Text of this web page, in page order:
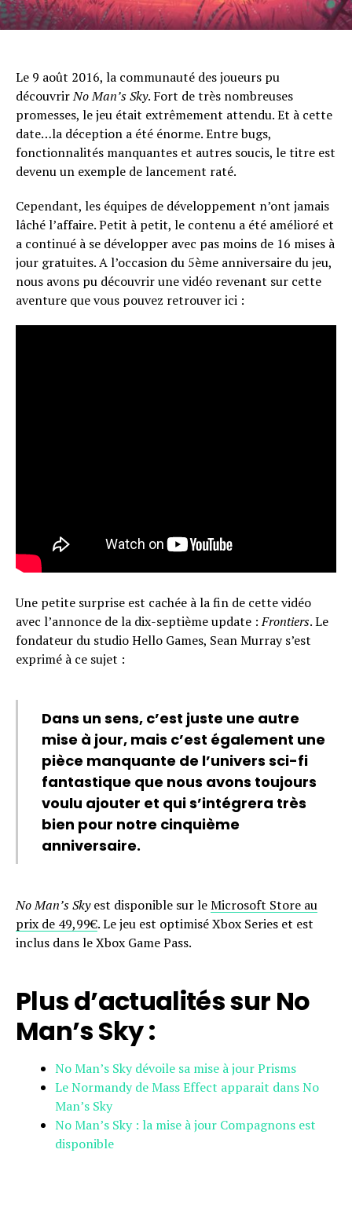
Le 9 août 2016, la communauté des joueurs pu
découvrirNo Man’s Sky. Fort de très nombreuses
promesses, le jeu était extrêmement attendu. Et à cette
date…la déception a été énorme. Entre bugs,
fonctionnalités manquantes et autres soucis, le titre est
devenu un exemple de lancement raté.
Cependant, les équipes de développement n’ont jamais
lâché l’affaire. Petit à petit, le contenu a été amélioré et
a continué à se développer avec pas moins de 16 mises à
jour gratuites. A l’occasion du 5ème anniversaire du jeu,
nous avons pu découvrir une vidéo revenant sur cette
aventure que vous pouvez retrouver ici :
Une petite surprise est cachée à la fin de cette vidéo
avec l’annonce de la dix-septième update :Frontiers. Le
fondateur du studio Hello Games, Sean Murray s’est
exprimé à ce sujet :
Dans un sens, c’est juste une autre
mise à jour, mais c’est également une
pièce manquante de l’univers sci-fi
fantastique que nous avons toujours
voulu ajouter et qui s’intégrera très
bien pour notre cinquième
anniversaire.
No Man’s Skyest disponible sur leMicrosoft Store au
prix de 49,99€. Le jeu est optimisé Xbox Series et est
inclus dans le Xbox Game Pass.
Plus d’actualités sur No
Man’s Sky :
No Man’s Sky dévoile sa mise à jour Prisms
Le Normandy de Mass Effect apparait dans No
Man’s Sky
No Man’s Sky : la mise à jour Compagnons est
disponible